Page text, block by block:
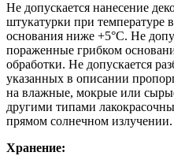
Не допускается нанесение
штукатурки при температуре
основания ниже +5°C. Не
пораженные грибком
обработки. Не допускается
указанных в описании
на влажные, мокрые или
другими типами
прямом солнечном излучении.
Хранение: